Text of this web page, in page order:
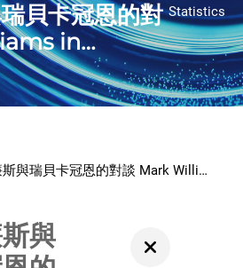
貝卡冠恩的對
in
with Rebecca
Statistics
馬克威廉斯與瑞貝卡冠恩的對談 Mark Williams in conversation with Rebecca Crane
與